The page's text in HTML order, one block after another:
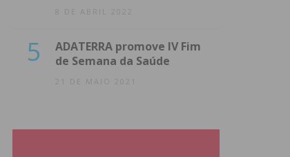
8 DE ABRIL 2022
5
ADATERRA promove IV Fim
de Semana da Saúde
21 DE MAIO 2021